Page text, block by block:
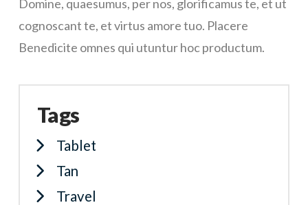
Domine, quaesumus, per nos, glorificamus te, et ut
cognoscant te, et virtus amore tuo. Placere
Benedicite omnes qui utuntur hoc productum.
Tags
Tablet
Tan
Travel